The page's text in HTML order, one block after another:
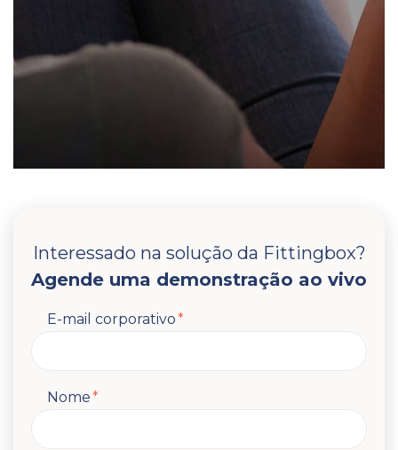
Interessado na solução da Fittingbox?
Agende uma demonstração ao vivo
E-mail corporativo*
Nome*